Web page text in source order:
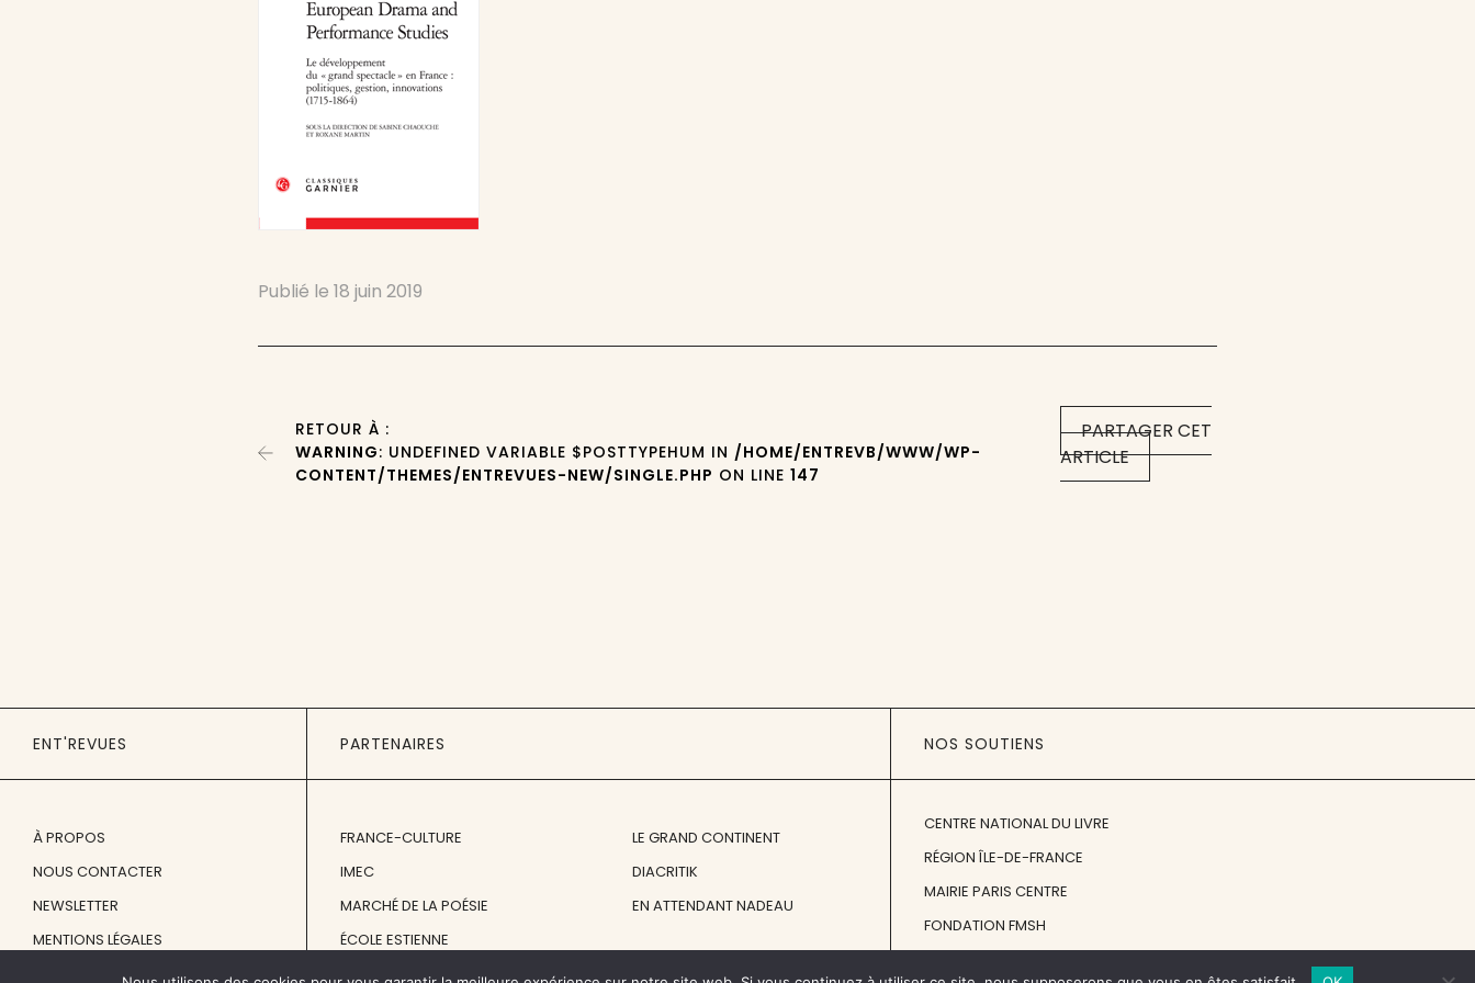
Publié le18 juin 2019
PARTAGER CET
ARTICLE
RETOUR À :
WARNING: UNDEFINED VARIABLE $POSTTYPEHUM IN /HOME/ENTREVB/WWW/WP-
CONTENT/THEMES/ENTREVUES-NEW/SINGLE.PHP ON LINE147
ENT'REVUES
À PROPOS
NOUS CONTACTER
NEWSLETTER
MENTIONS LÉGALES
PARTENAIRES
FRANCE-CULTURE
IMEC
MARCHÉ DE LA POÉSIE
ÉCOLE ESTIENNE
LE GRAND CONTINENT
DIACRITIK
EN ATTENDANT NADEAU
NOS SOUTIENS
CENTRE NATIONAL DU LIVRE
RÉGION ÎLE-DE-FRANCE
MAIRIE PARIS CENTRE
FONDATION FMSH